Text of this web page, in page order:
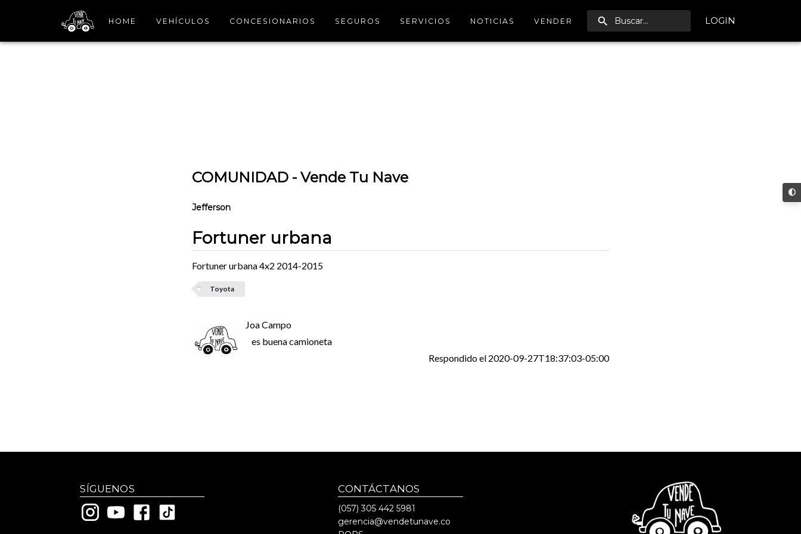
HOME VEHÍCULOS CONCESIONARIOS SEGUROS SERVICIOS NOTICIAS VENDER LOGIN
COMUNIDAD - Vende Tu Nave
Jefferson
Fortuner urbana
Fortuner urbana 4x2 2014-2015
Toyota
Joa Campo
es buena camioneta
Respondido el 2020-09-27T18:37:03-05:00
SÍGUENOS CONTÁCTANOS
(057)305 442 5981
gerencia@vendetunave.co